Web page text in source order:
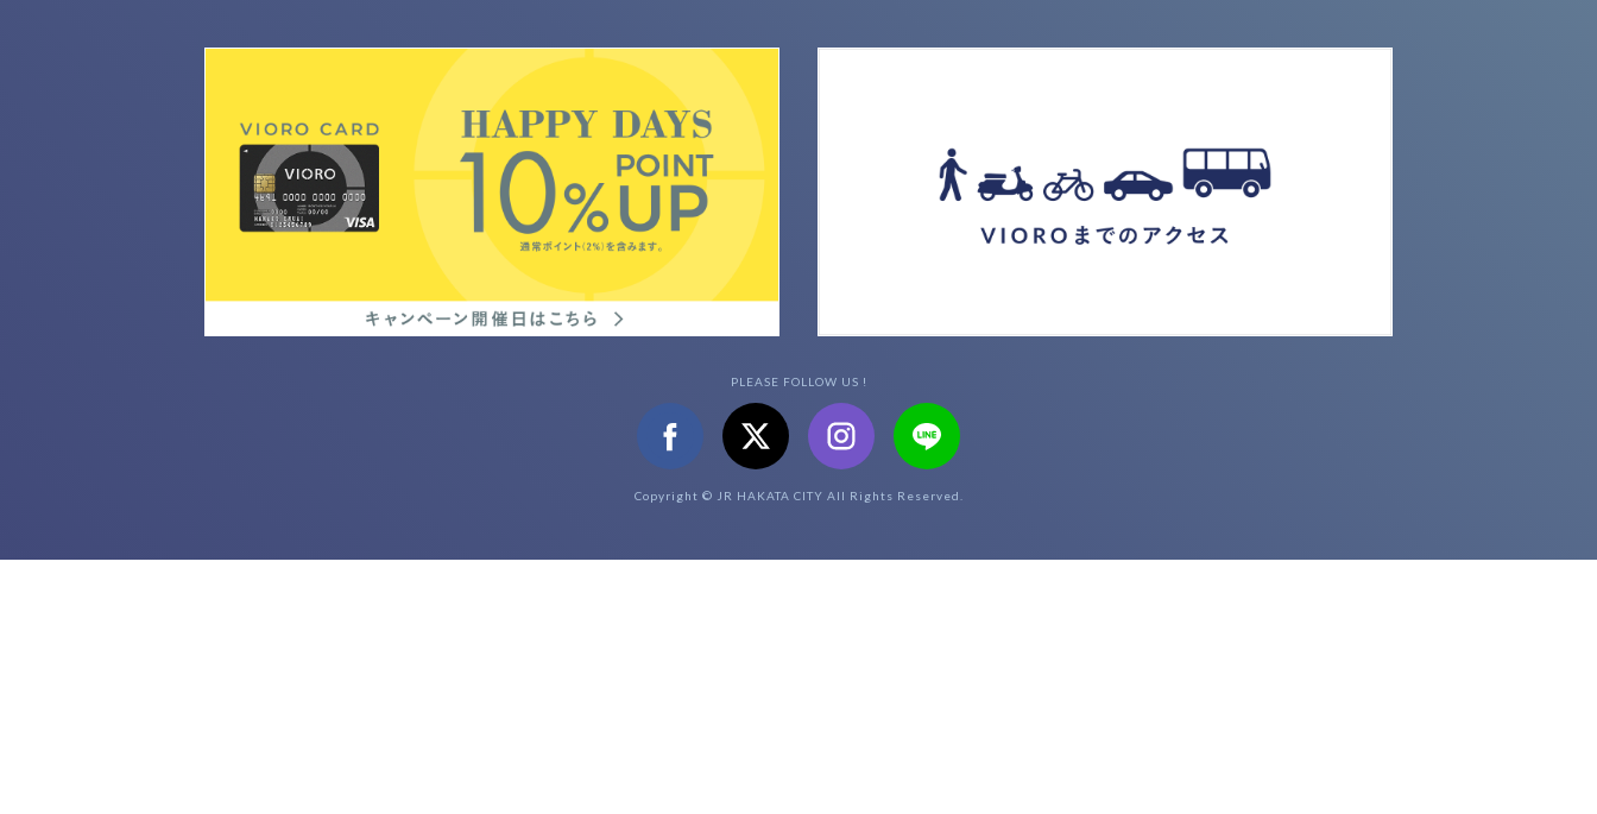
PLEASE FOLLOW US !
Copyright © JR HAKATA CITY All Rights Reserved.